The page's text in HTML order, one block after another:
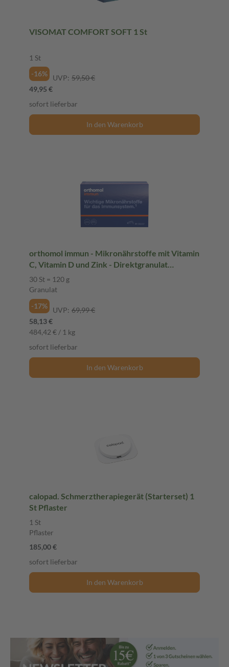
VISOMAT COMFORT SOFT 1 St
1 St
-16%
UVP: 59,50 €
49,95 €
sofort lieferbar
In den Warenkorb
orthomol immun - Mikronährstoffe mit Vitamin
C, Vitamin D und Zink - Direktgranulat
Menthol-Himbeere
30 St = 120 g
Granulat
-17%
UVP: 69,99 €
58,13 €
484,42 € / 1 kg
sofort lieferbar
In den Warenkorb
calopad. Schmerztherapiegerät (Starterset) 1
St Pflaster
1 St
Pflaster
185,00 €
sofort lieferbar
In den Warenkorb